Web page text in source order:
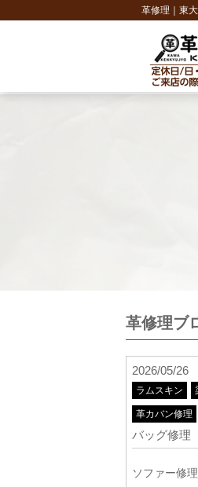
革修理｜東
革修理ブ
2026/05/26
ラムスキン
革カバン修理
バッグ修
ソファー修